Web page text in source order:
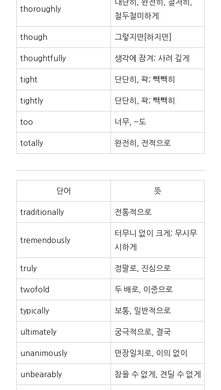
thoroughly
대단히, 완전히, 철저히,
철두철미하게
though 그렇지만[하지만]
thoughtfully 생각에 잠겨; 사려 깊게
tight 단단히, 꽉; 빽빽히
tightly 단단히, 꽉; 빽빽히
too 너무, ~도
totally 완전히, 전적으로
단어 뜻
traditionally 전통적으로
tremendously
터무니 없이 크게; 무시무
시하게
truly 정말로, 진심으로
twofold 두 배로, 이중으로
typically 보통, 일반적으로
ultimately 궁극적으로, 결국
unanimously 만장일치로, 이의 없이
unbearably 참을 수 없게, 견딜 수 없게